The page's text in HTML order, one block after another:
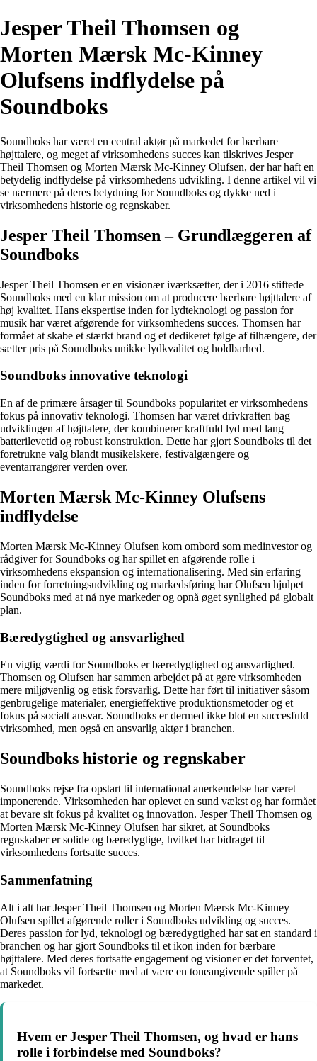
Jesper Theil Thomsen og
Morten Mærsk Mc-Kinney
Olufsens indflydelse på
Soundboks
Soundboks har været en central aktør på markedet for bærbare
højttalere, og meget af virksomhedens succes kan tilskrives Jesper
Theil Thomsen og Morten Mærsk Mc-Kinney Olufsen, der har haft en
betydelig indflydelse på virksomhedens udvikling. I denne artikel vil vi
se nærmere på deres betydning for Soundboks og dykke ned i
virksomhedens historie og regnskaber.
Jesper Theil Thomsen – Grundlæggeren af
Soundboks
Jesper Theil Thomsen er en visionær iværksætter, der i 2016 stiftede
Soundboks med en klar mission om at producere bærbare højttalere af
høj kvalitet. Hans ekspertise inden for lydteknologi og passion for
musik har været afgørende for virksomhedens succes. Thomsen har
formået at skabe et stærkt brand og et dedikeret følge af tilhængere, der
sætter pris på Soundboks unikke lydkvalitet og holdbarhed.
Soundboks innovative teknologi
En af de primære årsager til Soundboks popularitet er virksomhedens
fokus på innovativ teknologi. Thomsen har været drivkraften bag
udviklingen af højttalere, der kombinerer kraftfuld lyd med lang
batterilevetid og robust konstruktion. Dette har gjort Soundboks til det
foretrukne valg blandt musikelskere, festivalgængere og
eventarrangører verden over.
Morten Mærsk Mc-Kinney Olufsens
indflydelse
Morten Mærsk Mc-Kinney Olufsen kom ombord som medinvestor og
rådgiver for Soundboks og har spillet en afgørende rolle i
virksomhedens ekspansion og internationalisering. Med sin erfaring
inden for forretningsudvikling og markedsføring har Olufsen hjulpet
Soundboks med at nå nye markeder og opnå øget synlighed på globalt
plan.
Bæredygtighed og ansvarlighed
En vigtig værdi for Soundboks er bæredygtighed og ansvarlighed.
Thomsen og Olufsen har sammen arbejdet på at gøre virksomheden
mere miljøvenlig og etisk forsvarlig. Dette har ført til initiativer såsom
genbrugelige materialer, energieffektive produktionsmetoder og et
fokus på socialt ansvar. Soundboks er dermed ikke blot en succesfuld
virksomhed, men også en ansvarlig aktør i branchen.
Soundboks historie og regnskaber
Soundboks rejse fra opstart til international anerkendelse har været
imponerende. Virksomheden har oplevet en sund vækst og har formået
at bevare sit fokus på kvalitet og innovation. Jesper Theil Thomsen og
Morten Mærsk Mc-Kinney Olufsen har sikret, at Soundboks
regnskaber er solide og bæredygtige, hvilket har bidraget til
virksomhedens fortsatte succes.
Sammenfatning
Alt i alt har Jesper Theil Thomsen og Morten Mærsk Mc-Kinney
Olufsen spillet afgørende roller i Soundboks udvikling og succes.
Deres passion for lyd, teknologi og bæredygtighed har sat en standard i
branchen og har gjort Soundboks til et ikon inden for bærbare
højttalere. Med deres fortsatte engagement og visioner er det forventet,
at Soundboks vil fortsætte med at være en toneangivende spiller på
markedet.
Hvem er Jesper Theil Thomsen, og hvad er hans
rolle i forbindelse med Soundboks?